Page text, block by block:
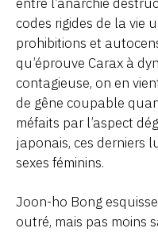
codes rigides de la vie
prohibitions et
qu’éprouve Carax à
contagieuse, on en
de gêne coupable
méfaits par l’aspect
japonais, ces derniers
sexes féminins.
Joon-ho Bong
outré, mais pas moins